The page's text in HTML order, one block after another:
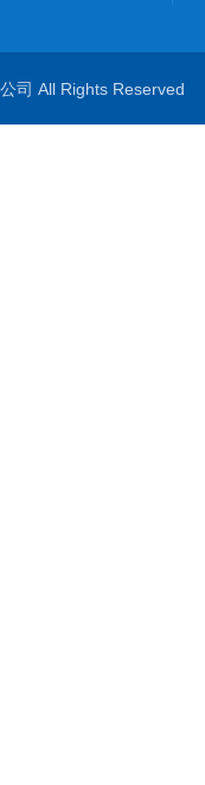
公司 All Rights